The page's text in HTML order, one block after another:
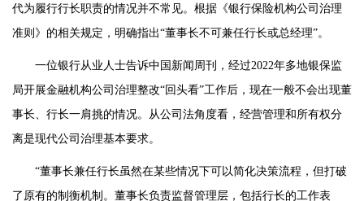
代为履行行长职责的情况并不常见。根据《银行保险机构公司治理
准则》的相关规定，明确指出“董事长不可兼任行长或总经理”。
一位银行从业人士告诉中国新闻周刊，经过2022年多地银保监
局开展金融机构公司治理整改“回头看”工作后，现在一般不会出现董
事长、行长一肩挑的情况。从公司法角度看，经营管理和所有权分
离是现代公司治理基本要求。
“董事长兼任行长虽然在某些情况下可以简化决策流程，但打破
了原有的制衡机制。董事长负责监督管理层，包括行长的工作表